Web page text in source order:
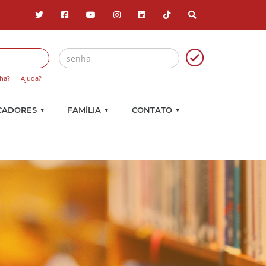
Ajuda?
▼ FAMÍLIA ▼ CONTATO ▼